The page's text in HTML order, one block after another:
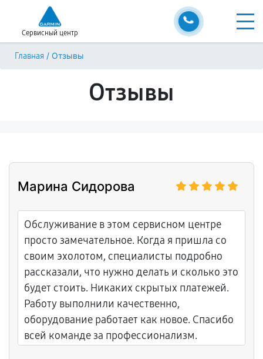
Сервисный центр
Главная / Отзывы
Отзывы
Марина Сидорова
Обслуживание в этом сервисном центре
просто замечательное. Когда я пришла со
своим эхолотом, специалисты подробно
рассказали, что нужно делать и сколько это
будет стоить. Никаких скрытых платежей.
Работу выполнили качественно,
оборудование работает как новое. Спасибо
всей команде за профессионализм.